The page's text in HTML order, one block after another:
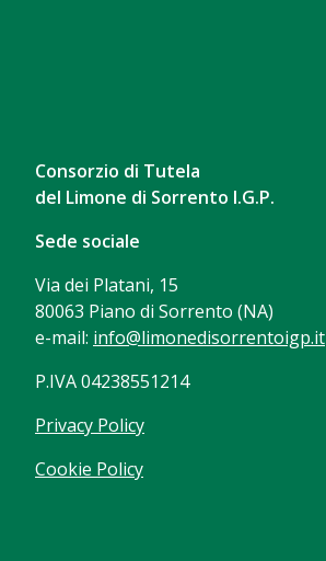
Consorzio di Tutela
del Limone di Sorrento I.G.P.
Sede sociale
Via dei Platani, 15
80063 Piano di Sorrento (NA)
e-mail: info@limonedisorrentoigp.it
P.IVA 04238551214
Privacy Policy
Cookie Policy